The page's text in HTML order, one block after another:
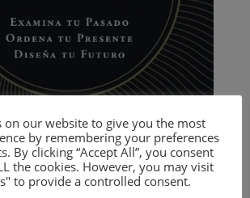
on our website to give you the most
by remembering your preferences
By clicking “Accept All”, you consent
the cookies. However, you may visit
to provide a controlled consent.